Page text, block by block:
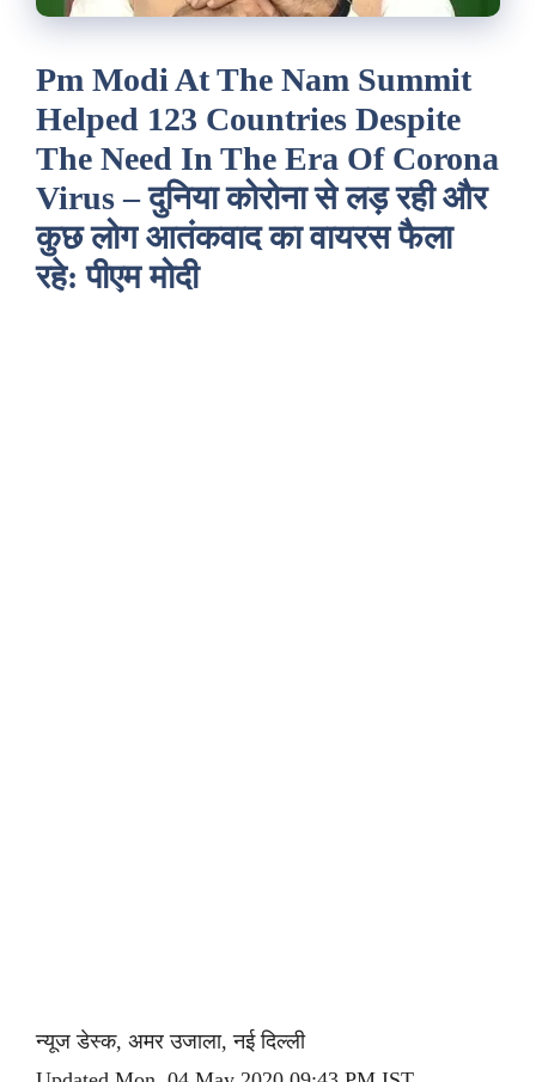
Pm Modi At The Nam Summit
Helped 123 Countries Despite
The Need In The Era Of Corona
Virus – दुनिया कोरोना से लड़ रही और
कुछ लोग आतंकवाद का वायरस फैला
रहे: पीएम मोदी
न्यूज डेस्क, अमर उजाला, नई दिल्ली